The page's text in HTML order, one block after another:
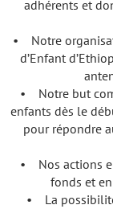
adhérents et
• Notre
d’Enfant
• Notre but
enfants dès le
pour répondre
• Nos actions
fonds et
• La